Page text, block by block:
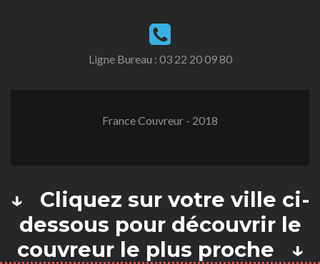
Ligne Bureau : 03 22 20 09 80
France Couvreur - 2018
↓ Cliquez sur votre ville ci-
dessous pour découvrir le
couvreur le plus proche ↓